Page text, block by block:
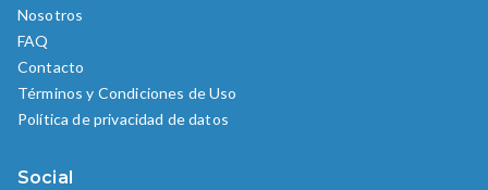
Nosotros
FAQ
Contacto
Términos y Condiciones de Uso
Política de privacidad de datos
Social